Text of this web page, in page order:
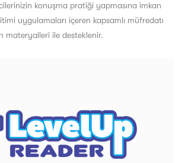
konuşma pratiği yapmasına imkan
uygulamaları içeren kapsamlı müfredatı
materyalleri ile desteklenir.